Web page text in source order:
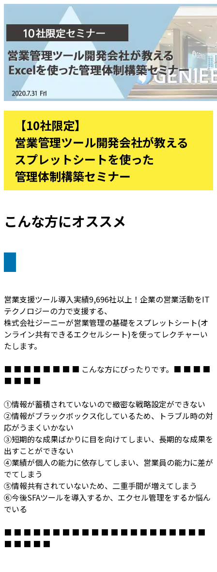
【10社限定】
営業管理ツール開発会社が教える
スプレットシートを使った
管理体制構築セミナー
こんな方にオススメ
営業支援ツール導入実績9,696社以上！企業の営業活動をIT
テクノロジーの力で支援する、
株式会社ジーニーが営業管理の基礎をスプレットシート(オ
ンライン共有できるエクセルシート)を使ってレクチャーい
たします。
■ ■ ■ ■ ■ ■ ■ ■ こんな方にぴったりです。■ ■ ■ ■
■ ■ ■ ■
①情報が蓄積されていないので緻密な戦略設定ができない
②情報がブラックボックス化しているため、トラブル時の対
応がうまくいかない
③短期的な成果ばかりに目を向けてしまい、長期的な成果を
出すことができない
④業績が個人の能力に依存してしまい、営業員の能力に差が
でてしまう
⑤情報共有されていないため、二重手間が増えてしまう
⑥今後SFAツールを導入するか、エクセル管理をするか悩ん
でいる
■ ■ ■ ■ ■ ■ ■ ■ ■ ■ ■ ■ ■ ■ ■ ■ ■ ■ ■ ■ ■
■ ■ ■ ■ ■